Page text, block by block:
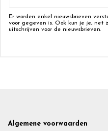
Er worden enkel nieuwsbrieven
voor gegeven is. Ook kun je je, net
uitschrijven voor de nieuwsbrieven.
Footer
Algemene voorwaarden